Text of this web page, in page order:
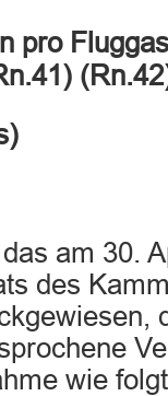
pro
am 30.
des
wie